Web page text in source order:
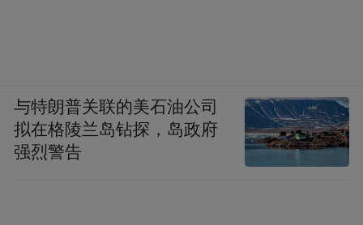
与特朗普关联的美石油公司
拟在格陵兰岛钻探，岛政府
强烈警告